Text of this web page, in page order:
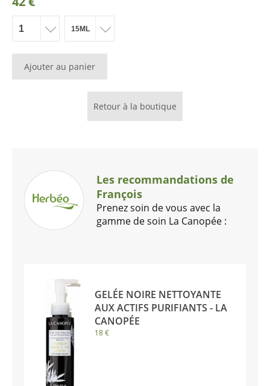
Ajouter au panier
Retour à la boutique
Les recommandations de
François
Prenez soin de vous avec la
gamme de soin La Canopée :
GELÉE NOIRE NETTOYANTE
AUX ACTIFS PURIFIANTS - LA
CANOPÉE
18 €